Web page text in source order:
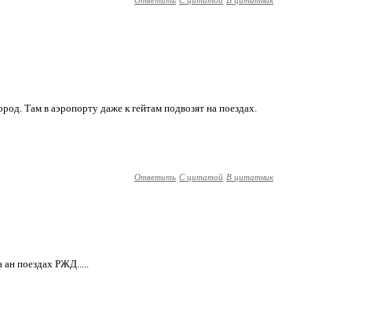
Там в аэропорту даже к гейтам подвозят на поездах.
Ответить С цитатой В цитатник
ан поездах РЖД.....